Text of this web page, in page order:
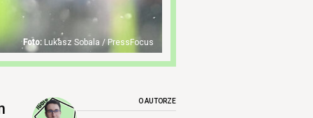
Lukasz Sobala / PressFocus
O AUTORZE